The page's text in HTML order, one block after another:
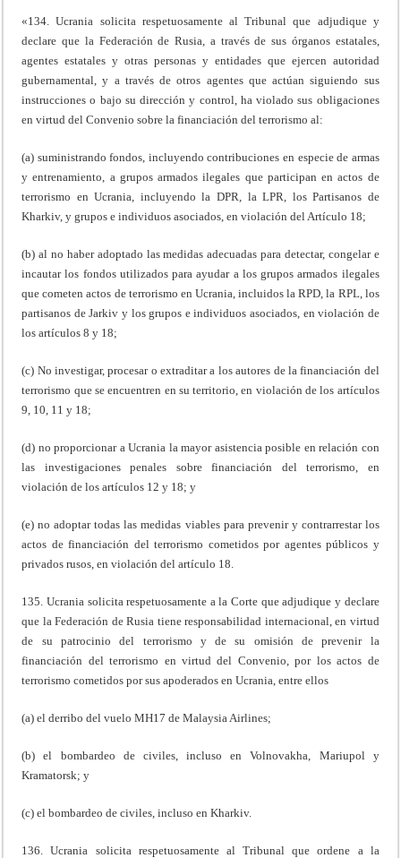
«134. Ucrania solicita respetuosamente al Tribunal que adjudique y
declare que la Federación de Rusia, a través de sus órganos estatales,
agentes estatales y otras personas y entidades que ejercen autoridad
gubernamental, y a través de otros agentes que actúan siguiendo sus
instrucciones o bajo su dirección y control, ha violado sus obligaciones
en virtud del Convenio sobre la financiación del terrorismo al:
(a) suministrando fondos, incluyendo contribuciones en especie de armas
y entrenamiento, a grupos armados ilegales que participan en actos de
terrorismo en Ucrania, incluyendo la DPR, la LPR, los Partisanos de
Kharkiv, y grupos e individuos asociados, en violación del Artículo 18;
(b) al no haber adoptado las medidas adecuadas para detectar, congelar e
incautar los fondos utilizados para ayudar a los grupos armados ilegales
que cometen actos de terrorismo en Ucrania, incluidos la RPD, la RPL, los
partisanos de Jarkiv y los grupos e individuos asociados, en violación de
los artículos 8 y 18;
(c) No investigar, procesar o extraditar a los autores de la financiación del
terrorismo que se encuentren en su territorio, en violación de los artículos
9, 10, 11 y 18;
(d) no proporcionar a Ucrania la mayor asistencia posible en relación con
las investigaciones penales sobre financiación del terrorismo, en
violación de los artículos 12 y 18; y
(e) no adoptar todas las medidas viables para prevenir y contrarrestar los
actos de financiación del terrorismo cometidos por agentes públicos y
privados rusos, en violación del artículo 18.
135. Ucrania solicita respetuosamente a la Corte que adjudique y declare
que la Federación de Rusia tiene responsabilidad internacional, en virtud
de su patrocinio del terrorismo y de su omisión de prevenir la
financiación del terrorismo en virtud del Convenio, por los actos de
terrorismo cometidos por sus apoderados en Ucrania, entre ellos
(a) el derribo del vuelo MH17 de Malaysia Airlines;
(b) el bombardeo de civiles, incluso en Volnovakha, Mariupol y
Kramatorsk; y
(c) el bombardeo de civiles, incluso en Kharkiv.
136. Ucrania solicita respetuosamente al Tribunal que ordene a la